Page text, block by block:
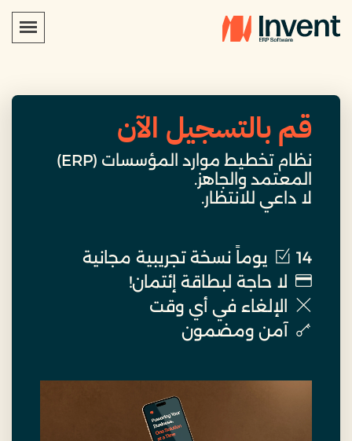
قم بالتسجيل الآن
نظام تخطيط موارد المؤسسات (ERP)
المعتمد والجاهز.
لا داعي للانتظار.
14 يوماً نسخة تجريبية مجانية
لا حاجة لبطاقة إئتمان!
الإلغاء في أي وقت
آمن ومضمون